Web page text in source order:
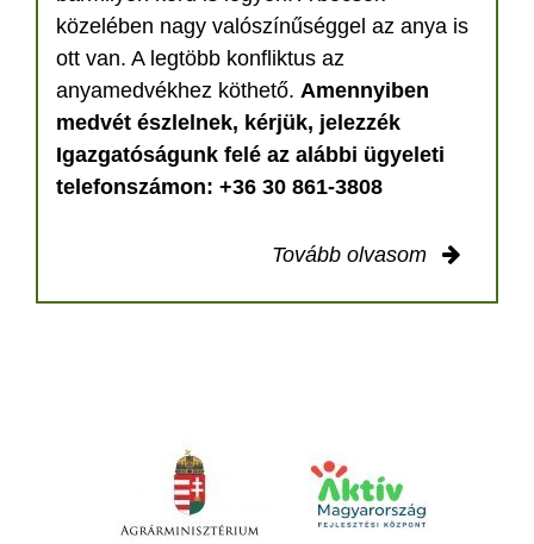
közelében nagy valószínűséggel az anya is
ott van. A legtöbb konfliktus az
anyamedvékhez köthető. Amennyiben
medvét észlelnek, kérjük, jelezzék
Igazgatóságunk felé az alábbi ügyeleti
telefonszámon: +36 30 861-3808
Tovább olvasom